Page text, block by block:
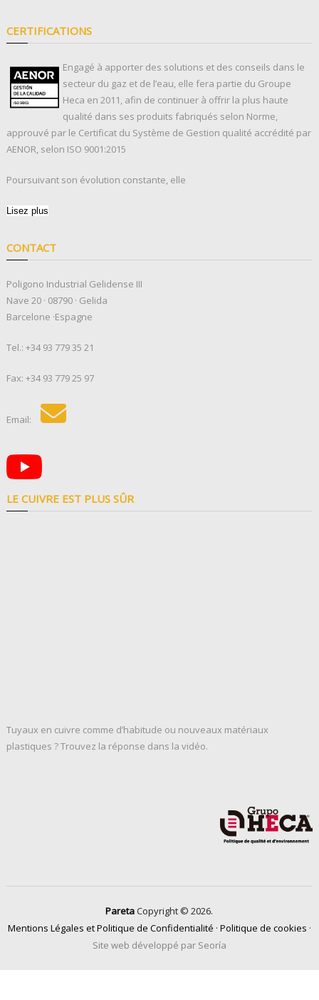
CERTIFICATIONS
Engagé à apporter des solutions et des conseils dans le
secteur du gaz et de l’eau, elle fera partie du Groupe
Heca en 2011, afin de continuer à offrir la plus haute
qualité dans ses produits fabriqués selon Norme,
approuvé par le Certificat du Système de Gestion qualité accrédité par
AENOR, selon ISO 9001:2015
Poursuivant son évolution constante, elle
Lisez plus
CONTACT
Poligono Industrial Gelidense III
Nave 20 · 08790 · Gelida
Barcelone ·Espagne
Tel.: +34 93 779 35 21
Fax: +34 93 779 25 97
Email:
LE CUIVRE EST PLUS SÛR
Tuyaux en cuivre comme d’habitude ou nouveaux matériaux
plastiques ? Trouvez la réponse dans la vidéo.
ParetaCopyright © 2026.
Mentions Légales et Politique de Confidentialité · Politique de cookies ·
Site web développé par Seoría